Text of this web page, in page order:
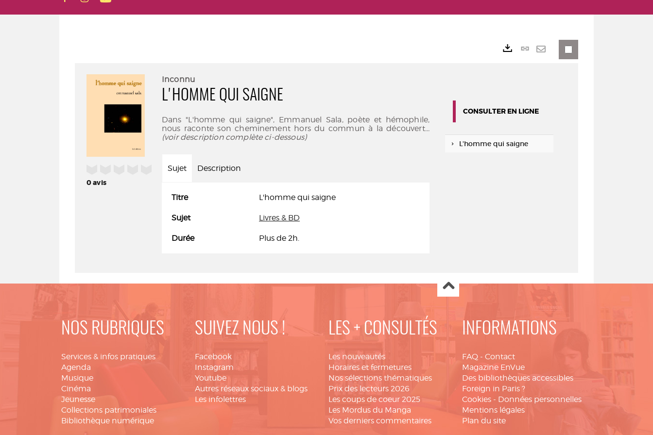
0avis
Inconnu
L'HOMME QUI SAIGNE
Dans "L'homme qui saigne", Emmanuel Sala, poète et hémophile,
nous raconte son cheminement hors du commun à la découvert...
(voir description complète ci-dessous)
Sujet Description
Titre L'homme qui saigne
Sujet Livres & BD
Durée Plus de 2h.
Lien
CONSULTER EN LIGNE
L'homme qui saigne
NOS RUBRIQUES
Services & infos pratiques
Agenda
Musique
Cinéma
Jeunesse
Collections patrimoniales
Bibliothèque numérique
SUIVEZ NOUS !
Facebook
Instagram
Youtube
Autres réseaux sociaux & blogs
Les infolettres
LES + CONSULTÉS
Les nouveautés
Horaires et fermetures
Nos sélections thématiques
Prix des lecteurs 2026
Les coups de coeur 2025
Les Mordus du Manga
Vos derniers commentaires
INFORMATIONS
FAQ - Contact
Magazine EnVue
Des bibliothèques accessibles
Foreign in Paris ?
Cookies - Données personnelles
Mentions légales
Plan du site